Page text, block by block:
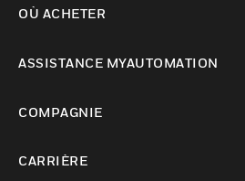
OÙ ACHETER
ASSISTANCE MYAUTOMATION
COMPAGNIE
CARRIÈRE